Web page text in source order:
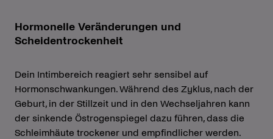
Hormonelle Veränderungen und
Scheidentrockenheit
Dein Intimbereich reagiert sehr sensibel auf
Hormonschwankungen. Während des Zyklus, nach der
Geburt, in der Stillzeit und in den Wechseljahren kann
der sinkende Östrogenspiegel dazu führen, dass die
Schleimhäute trockener und empfindlicher werden.